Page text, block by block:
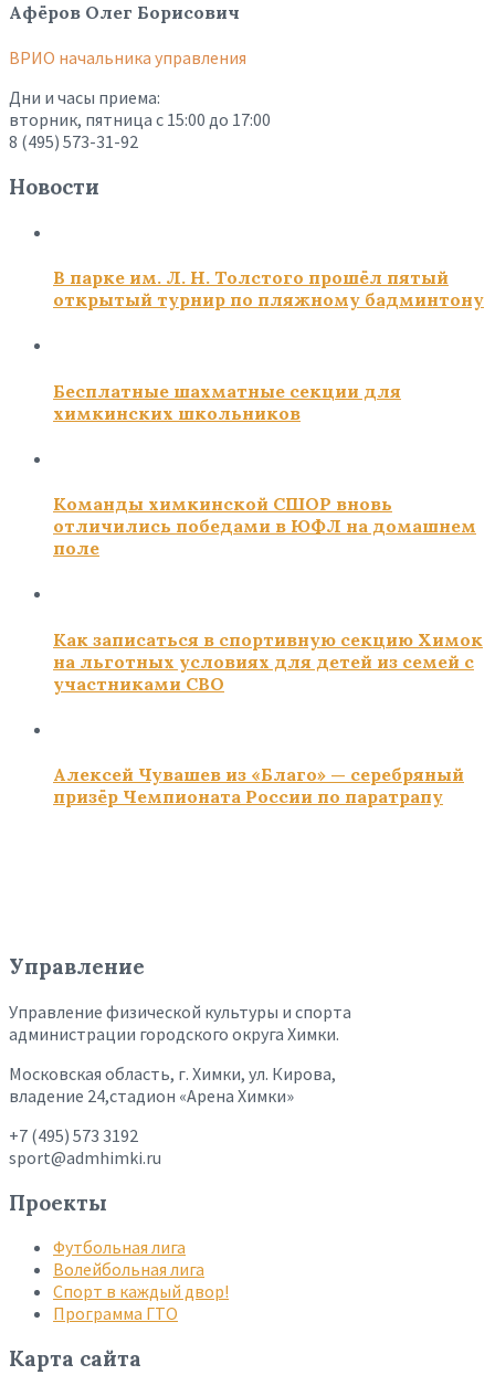
Афёров Олег Борисович
ВРИО начальника управления
Дни и часы приема:
вторник, пятница с 15:00 до 17:00
8 (495) 573-31-92
Новости
В парке им. Л. Н. Толстого прошёл пятый
открытый турнир по пляжному бадминтону
Бесплатные шахматные секции для
химкинских школьников
Команды химкинской СШОР вновь
отличились победами в ЮФЛ на домашнем
поле
Как записаться в спортивную секцию Химок
на льготных условиях для детей из семей с
участниками СВО
Алексей Чувашев из «Благо» — серебряный
призёр Чемпионата России по паратрапу
Управление
Управление физической культуры и спорта
администрации городского округа Химки.
Московская область, г. Химки, ул. Кирова,
владение 24,стадион «Арена Химки»
+7 (495) 573 3192
sport@admhimki.ru
Проекты
Футбольная лига
Волейбольная лига
Спорт в каждый двор!
Программа ГТО
Карта сайта